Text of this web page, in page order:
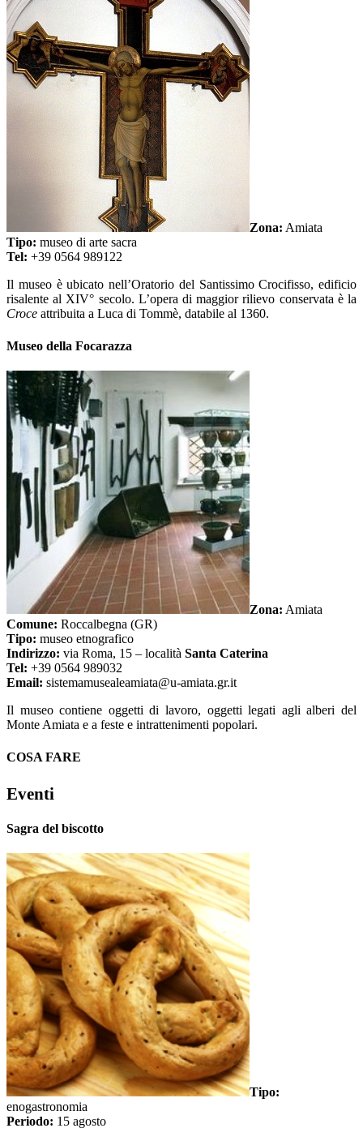
Zona: Amiata
Tipo: museo di arte sacra
Tel: +39 0564 989122
Il museo è ubicato nell’Oratorio del Santissimo Crocifisso, edificio
risalente al XIV° secolo. L’opera di maggior rilievo conservata è la
Croce attribuita a Luca di Tommè, databile al 1360.
Museo della Focarazza
Zona: Amiata
Comune: Roccalbegna (GR)
Tipo: museo etnografico
Indirizzo: via Roma, 15 – località Santa Caterina
Tel: +39 0564 989032
Email: sistemamusealeamiata@u-amiata.gr.it
Il museo contiene oggetti di lavoro, oggetti legati agli alberi del
Monte Amiata e a feste e intrattenimenti popolari.
COSA FARE
Eventi
Sagra del biscotto
Tipo:
enogastronomia
Periodo: 15 agosto